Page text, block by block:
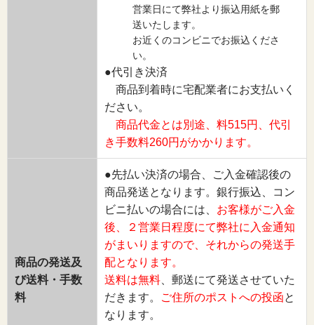
営業日にて弊社より振込用紙を郵
送いたします。
お近くのコンビニでお振込くださ
い。
●代引き決済
商品到着時に宅配業者にお支払いく
ださい。
商品代金とは別途、料515円、代引
き手数料260円がかかります。
商品の発送及
び送料・手数
料
●先払い決済の場合、ご入金確認後の
商品発送となります。銀行振込、コン
ビニ払いの場合には、 お客様がご入金
後、２営業日程度にて弊社に入金通知
がまいりますので、それからの発送手
配となります。
送料は無料 、郵送にて発送させていた
だきます。
ご住所のポストへの投函と
なります。